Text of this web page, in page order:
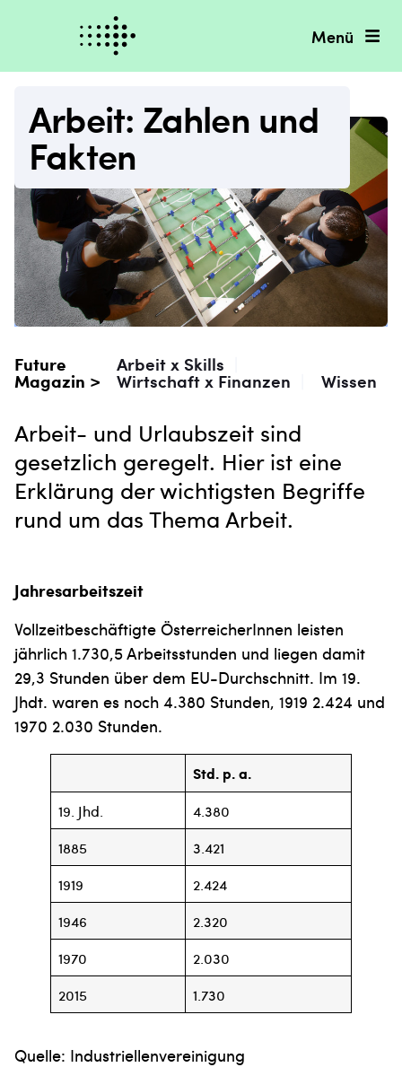
Menü
Arbeit: Zahlen und
Fakten
Future
Magazin >
Arbeit x Skills
Wirtschaft x Finanzen Wissen
Arbeit- und Urlaubszeit sind
gesetzlich geregelt. Hier ist eine
Erklärung der wichtigsten Begriffe
rund um das Thema Arbeit.
Jahresarbeitszeit
Vollzeitbeschäftigte ÖsterreicherInnen leisten
jährlich 1.730,5 Arbeitsstunden und liegen damit
29,3 Stunden über dem EU-Durchschnitt. Im 19.
Jhdt. waren es noch 4.380 Stunden, 1919 2.424 und
1970 2.030 Stunden.
Std. p. a.
19. Jhd.
4.380
1885
3.421
1919
2.424
1946
2.320
1970
2.030
2015
1.730
Quelle: Industriellenvereinigung